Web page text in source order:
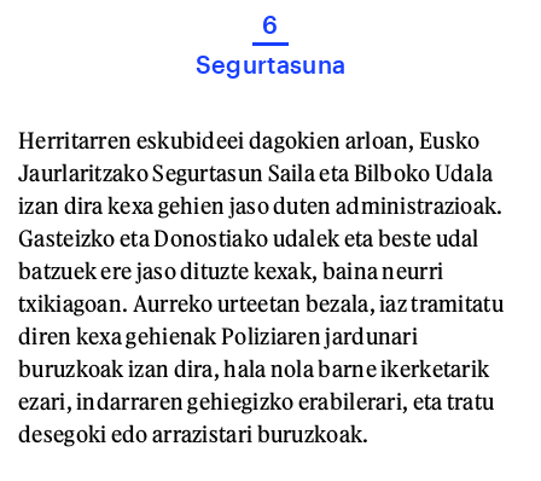
6
Segurtasuna
Herritarren eskubideei dagokien arloan, Eusko
Jaurlaritzako Segurtasun Saila eta Bilboko Udala
izan dira kexa gehien jaso duten administrazioak.
Gasteizko eta Donostiako udalek eta beste udal
batzuek ere jaso dituzte kexak, baina neurri
txikiagoan. Aurreko urteetan bezala, iaz tramitatu
diren kexa gehienak Poliziaren jardunari
buruzkoak izan dira, hala nola barne ikerketarik
ezari, indarraren gehiegizko erabilerari, eta tratu
desegoki edo arrazistari buruzkoak.